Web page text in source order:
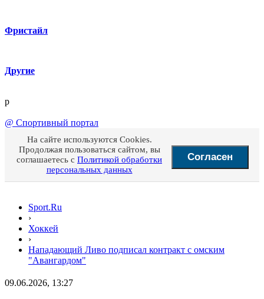
Фристайл
Другие
p
@ Спортивный портал
На сайте используются Cookies.
Продолжая пользоваться сайтом, вы
соглашаетесь с Политикой обработки
персональных данных
Согласен
Sport.Ru
›
Хоккей
›
Нападающий Ливо подписал контракт с омским
"Авангардом"
09.06.2026, 13:27